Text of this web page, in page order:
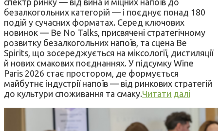
безалкогольних категорій — і поєднує понад 180
подій у сучасних форматах. Серед ключових
новинок — Be No Talks, присвячені стратегічному
розвитку безалкогольних напоїв, та сцена Be
Spirits, що зосереджується на міксології, дистиляції
й нових смакових поєднаннях. У підсумку Wine
Paris 2026 стає простором, де формується
майбутнє індустрії напоїв — від ринкових стратегій
до культури споживання та смаку.Читати далі